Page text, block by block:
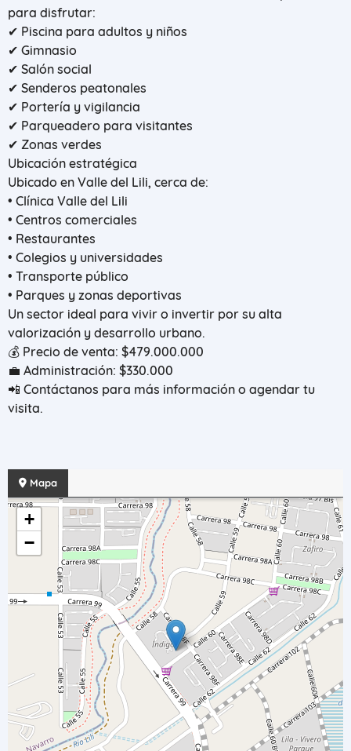
para disfrutar:
✔ Piscina para adultos y niños
✔ Gimnasio
✔ Salón social
✔ Senderos peatonales
✔ Portería y vigilancia
✔ Parqueadero para visitantes
✔ Zonas verdes
Ubicación estratégica
Ubicado en Valle del Lili, cerca de:
• Clínica Valle del Lili
• Centros comerciales
• Restaurantes
• Colegios y universidades
• Transporte público
• Parques y zonas deportivas
Un sector ideal para vivir o invertir por su alta
valorización y desarrollo urbano.
💰 Precio de venta: $479.000.000
💼 Administración: $330.000
📲 Contáctanos para más información o agendar tu
visita.
Mapa
+
−